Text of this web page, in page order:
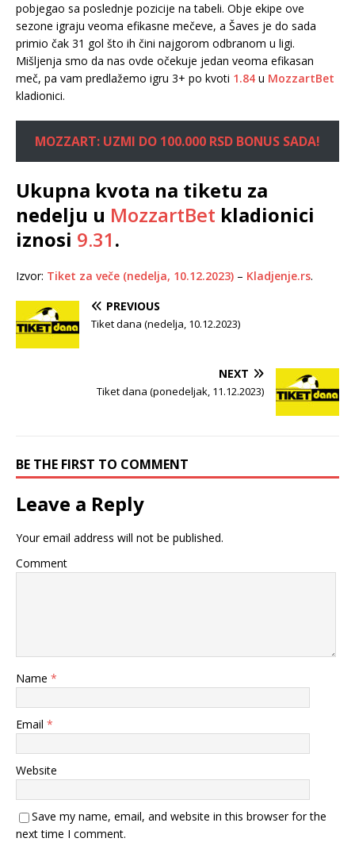
pobjegao sa poslednje pozicije na tabeli. Obje ekipe ove
sezone igraju veoma efikasne mečeve, a Šaves je do sada
primio čak 31 gol što ih čini najgorom odbranom u ligi.
Mišljenja smo da nas ovde očekuje jedan veoma efikasan
meč, pa vam predlažemo igru 3+ po kvoti 1.84 u MozzartBet
kladionici.
MOZZART: UZMI DO 100.000 RSD BONUS SADA!
Ukupna kvota na tiketu za
nedelju u MozzartBet kladionici
iznosi 9.31.
Izvor: Tiket za veče (nedelja, 10.12.2023) – Kladjenje.rs.
PREVIOUS
Tiket dana (nedelja, 10.12.2023)
NEXT
Tiket dana (ponedeljak, 11.12.2023)
BE THE FIRST TO COMMENT
Leave a Reply
Your email address will not be published.
Comment
Name *
Email *
Website
Save my name, email, and website in this browser for the
next time I comment.